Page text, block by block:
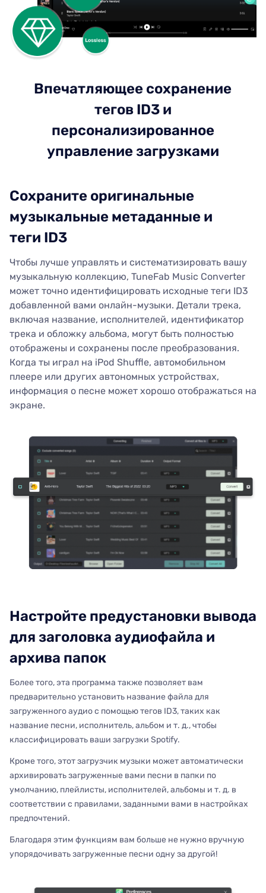
Впечатляющее сохранение
тегов ID3 ​​и
персонализированное
управление загрузками
Сохраните оригинальные
музыкальные метаданные и
теги ID3
Чтобы лучше управлять и систематизировать вашу
музыкальную коллекцию, TuneFab Music Converter
может точно идентифицировать исходные теги ID3
добавленной вами онлайн-музыки. Детали трека,
включая название, исполнителей, идентификатор
трека и обложку альбома, могут быть полностью
отображены и сохранены после преобразования.
Когда ты играл на iPod Shuffle, автомобильном
плеере или других автономных устройствах,
информация о песне может хорошо отображаться на
экране.
Настройте предустановки вывода
для заголовка аудиофайла и
архива папок
Более того, эта программа также позволяет вам
предварительно установить название файла для
загруженного аудио с помощью тегов ID3, таких как
название песни, исполнитель, альбом и т. д., чтобы
классифицировать ваши загрузки Spotify.
Кроме того, этот загрузчик музыки может автоматически
архивировать загруженные вами песни в папки по
умолчанию, плейлисты, исполнителей, альбомы и т. д. в
соответствии с правилами, заданными вами в настройках
предпочтений.
Благодаря этим функциям вам больше не нужно вручную
упорядочивать загруженные песни одну за другой!